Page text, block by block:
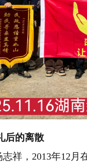
后的离散
祥，2013年12月